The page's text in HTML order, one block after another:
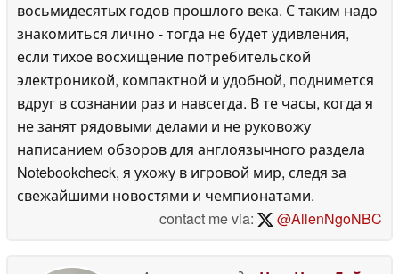
восьмидесятых годов прошлого века. С таким надо
знакомиться лично - тогда не будет удивления,
если тихое восхищение потребительской
электроникой, компактной и удобной, поднимется
вдруг в сознании раз и навсегда. В те часы, когда я
не занят рядовыми делами и не руковожу
написанием обзоров для англоязычного раздела
Notebookcheck, я ухожу в игровой мир, следя за
свежайшими новостями и чемпионатами.
contact me via:
@AllenNgoNBC